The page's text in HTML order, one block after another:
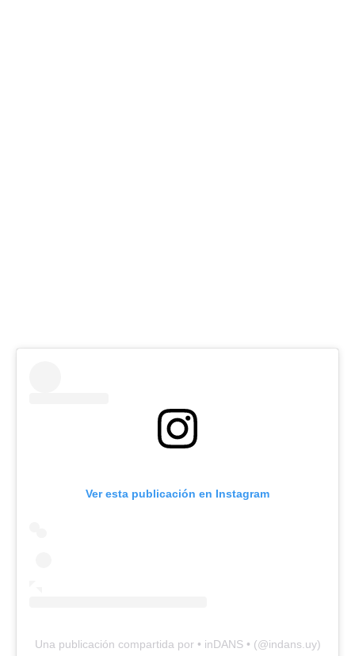
Ver esta publicación en Instagram
Una publicación compartida por • inDANS • (@indans.uy)